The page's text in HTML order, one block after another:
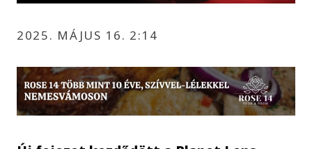
2025. MÁJUS 16. 2:14